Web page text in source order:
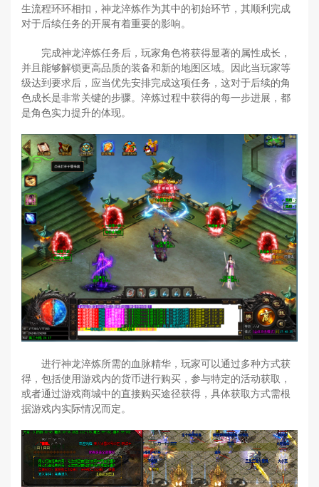
生流程环环相扣，神龙淬炼作为其中的初始环节，其顺利完成
对于后续任务的开展有着重要的影响。
完成神龙淬炼任务后，玩家角色将获得显著的属性成长，
并且能够解锁更高品质的装备和新的地图区域。因此当玩家等
级达到要求后，应当优先安排完成这项任务，这对于后续的角
色成长是非常关键的步骤。淬炼过程中获得的每一步进展，都
是角色实力提升的体现。
进行神龙淬炼所需的血脉精华，玩家可以通过多种方式获
得，包括使用游戏内的货币进行购买，参与特定的活动获取，
或者通过游戏商城中的直接购买途径获得，具体获取方式需根
据游戏内实际情况而定。